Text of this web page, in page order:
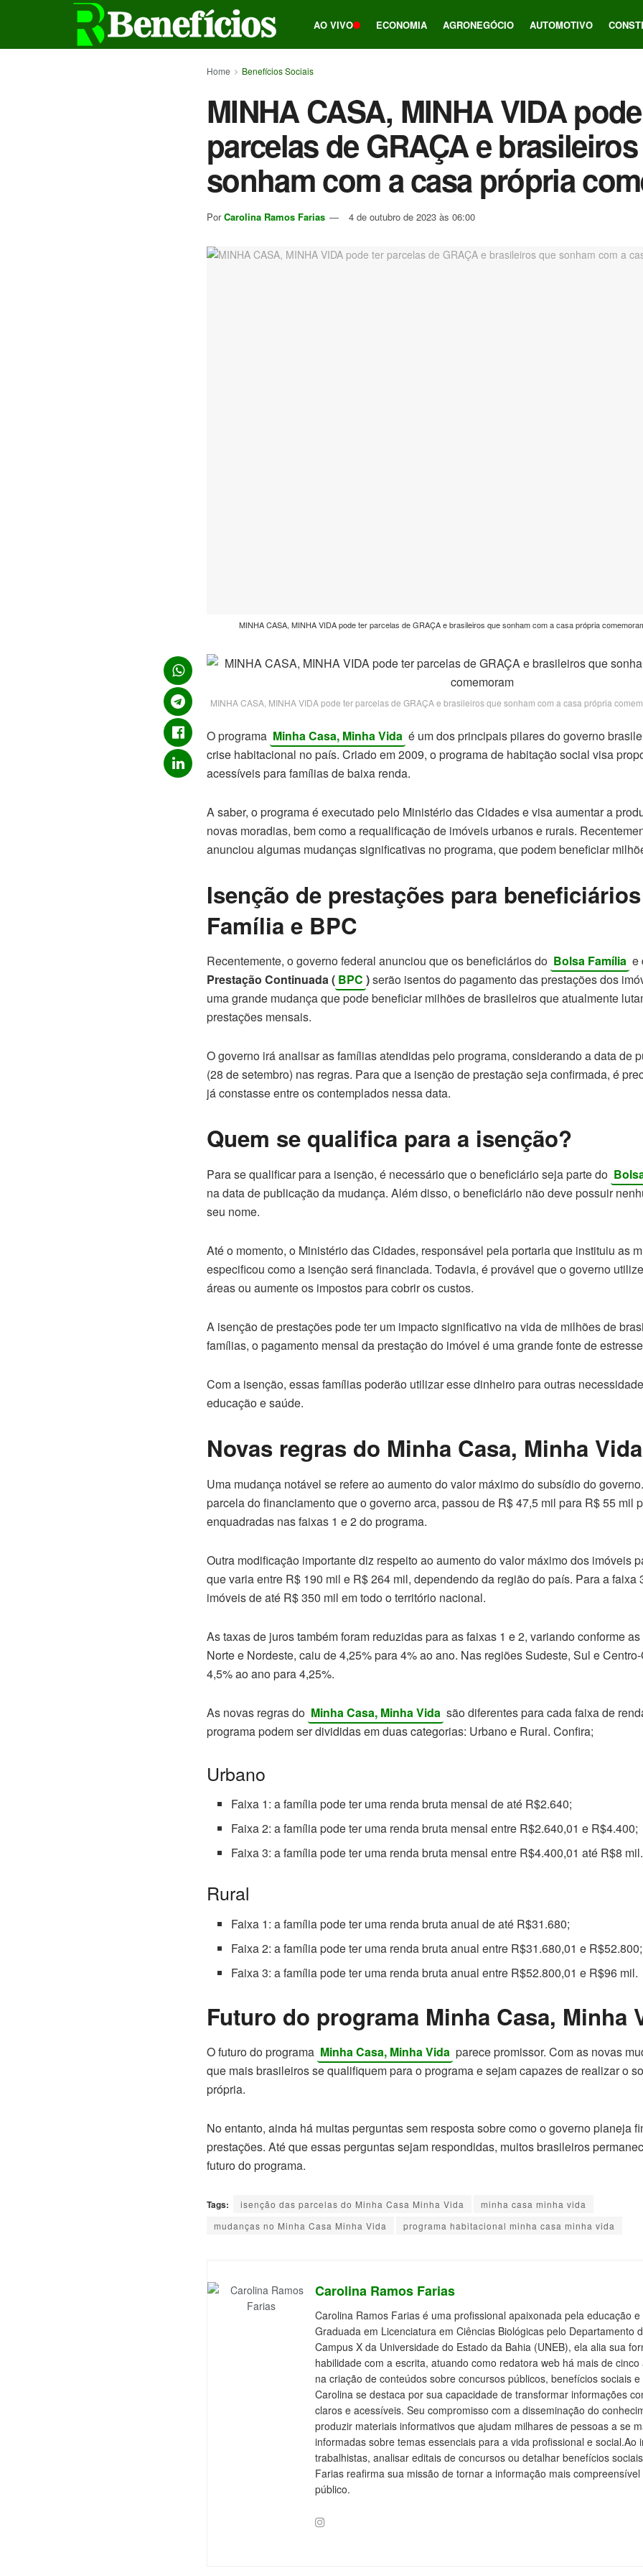
AO VIVO ECONOMIA AGRONEGÓCIO AUTOMOTIVO
Home Benefícios Sociais
MINHA CASA, MINHA VIDA
parcelas de GRAÇA e
sonham com a casa própria
Por Carolina Ramos Farias 4 de outubro de 2023 às 06:00
MINHA CASA, MINHA VIDA pode ter parcelas de GRAÇA e brasileiros que sonham com a casa própria
MINHA CASA, MINHA VIDA pode ter parcelas de GRAÇA e brasileiros que sonham com a casa própria
O programa Minha Casa, Minha Vida é um dos principais pilares do governo
crise habitacional no país. Criado em 2009, o programa de habitação social visa
acessíveis para famílias de baixa renda.
A saber, o programa é executado pelo Ministério das Cidades e visa aumentar a
novas moradias, bem como a requalificação de imóveis urbanos e rurais.
anunciou algumas mudanças significativas no programa, que podem beneficiar
Isenção de prestações para
Família e BPC
Recentemente, o governo federal anunciou que os beneficiários do Bolsa Família e
Prestação Continuada ( BPC )serão isentos do pagamento das prestações dos
uma grande mudança que pode beneficiar milhões de brasileiros que atualmente
prestações mensais.
O governo irá analisar as famílias atendidas pelo programa, considerando a data de
(28 de setembro) nas regras. Para que a isenção de prestação seja confirmada, é
já constasse entre os contemplados nessa data.
Quem se qualifica para a isenção?
Para se qualificar para a isenção, é necessário que o beneficiário seja parte do
na data de publicação da mudança. Além disso, o beneficiário não deve possuir
seu nome.
Até o momento, o Ministério das Cidades, responsável pela portaria que instituiu as
especificou como a isenção será financiada. Todavia, é provável que o governo
áreas ou aumente os impostos para cobrir os custos.
A isenção de prestações pode ter um impacto significativo na vida de milhões de
famílias, o pagamento mensal da prestação do imóvel é uma grande fonte de
Com a isenção, essas famílias poderão utilizar esse dinheiro para outras
educação e saúde.
Novas regras do Minha Casa, Minha Vida
Uma mudança notável se refere ao aumento do valor máximo do subsídio do
parcela do financiamento que o governo arca, passou de R$ 47,5 mil para R$ 55 mil
enquadradas nas faixas 1 e 2 do programa.
Outra modificação importante diz respeito ao aumento do valor máximo dos imóveis
que varia entre R$ 190 mil e R$ 264 mil, dependendo da região do país. Para a faixa
imóveis de até R$ 350 mil em todo o território nacional.
As taxas de juros também foram reduzidas para as faixas 1 e 2, variando conforme
Norte e Nordeste, caiu de 4,25% para 4% ao ano. Nas regiões Sudeste, Sul e
4,5% ao ano para 4,25%.
As novas regras do Minha Casa, Minha Vida são diferentes para cada faixa de
programa podem ser divididas em duas categorias: Urbano e Rural. Confira;
Urbano
Faixa 1: a família pode ter uma renda bruta mensal de até R$2.640;
Faixa 2: a família pode ter uma renda bruta mensal entre R$2.640,01 e R$4.400;
Faixa 3: a família pode ter uma renda bruta mensal entre R$4.400,01 até R$8 mil.
Rural
Faixa 1: a família pode ter uma renda bruta anual de até R$31.680;
Faixa 2: a família pode ter uma renda bruta anual entre R$31.680,01 e R$52.800;
Faixa 3: a família pode ter uma renda bruta anual entre R$52.800,01 e R$96 mil.
Futuro do programa Minha Casa, Minha
O futuro do programa Minha Casa, Minha Vida parece promissor. Com as novas
que mais brasileiros se qualifiquem para o programa e sejam capazes de realizar o
própria.
No entanto, ainda há muitas perguntas sem resposta sobre como o governo planeja
prestações. Até que essas perguntas sejam respondidas, muitos brasileiros
futuro do programa.
Tags: isenção das parcelas do Minha Casa Minha Vida
minha casa minha vida
mudanças no Minha Casa Minha Vida
programa habitacional minha casa minha vida
Carolina Ramos Farias
Carolina Ramos Farias é uma profissional apaixonada pela educação
Graduada em Licenciatura em Ciências Biológicas pelo Departamento
Campus X da Universidade do Estado da Bahia (UNEB), ela alia sua
habilidade com a escrita, atuando como redatora web há mais de
na criação de conteúdos sobre concursos públicos, benefícios sociais
Carolina se destaca por sua capacidade de transformar informações
claros e acessíveis. Seu compromisso com a disseminação do
produzir materiais informativos que ajudam milhares de pessoas a se
informadas sobre temas essenciais para a vida profissional e social.Ao
trabalhistas, analisar editais de concursos ou detalhar benefícios
Farias reafirma sua missão de tornar a informação mais
público.